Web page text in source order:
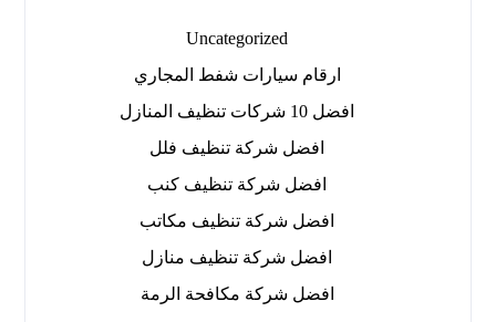
Uncategorized
ارقام سيارات شفط المجاري
افضل 10 شركات تنظيف المنازل
افضل شركة تنظيف فلل
افضل شركة تنظيف كنب
افضل شركة تنظيف مكاتب
افضل شركة تنظيف منازل
افضل شركة مكافحة الرمة